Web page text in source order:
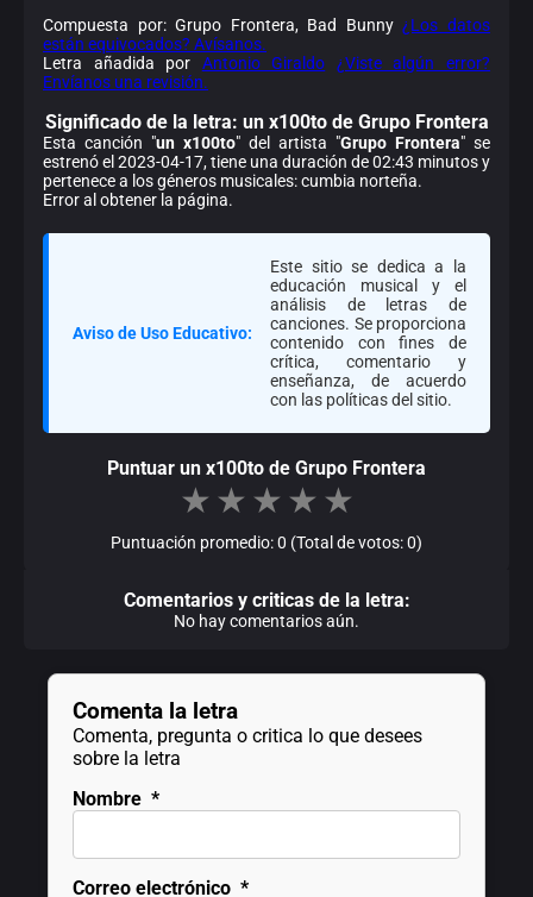
Compuesta por: Grupo Frontera, Bad Bunny¿Los datos
están equivocados? Avísanos.
Letra añadida por Antonio Giraldo
¿Viste algún error?
Envíanos una revisión.
Significado de la letra: un x100to de Grupo Frontera
Esta canción "un x100to" del artista "Grupo Frontera" se
estrenó el 2023-04-17, tiene una duración de 02:43 minutos y
pertenece a los géneros musicales: cumbia norteña.
Error al obtener la página.
Aviso de Uso Educativo:
Este sitio se dedica a la
educación musical y el
análisis de letras de
canciones. Se proporciona
contenido con fines de
crítica, comentario y
enseñanza, de acuerdo
con las políticas del sitio.
Puntuar un x100to de Grupo Frontera
★ ★ ★ ★ ★
Puntuación promedio: 0 (Total de votos: 0)
Comentarios y criticas de la letra:
No hay comentarios aún.
Comenta la letra
Comenta, pregunta o critica lo que desees
sobre la letra
Nombre *
Correo electrónico *